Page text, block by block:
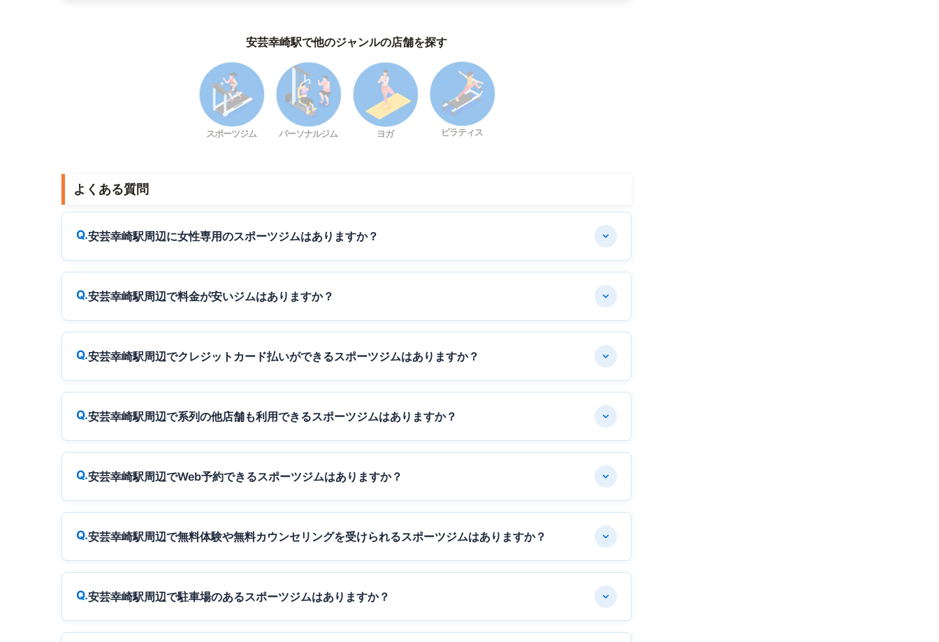
安芸幸崎駅で他のジャンルの店舗を探す
スポーツジム パーソナルジム ヨガ ピラティス
よくある質問
安芸幸崎駅周辺に女性専用のスポーツジムはありますか？
安芸幸崎駅周辺で料金が安いジムはありますか？
安芸幸崎駅周辺でクレジットカード払いができるスポーツジムはありますか？
安芸幸崎駅周辺で系列の他店舗も利用できるスポーツジムはありますか？
安芸幸崎駅周辺でWeb予約できるスポーツジムはありますか？
安芸幸崎駅周辺で無料体験や無料カウンセリングを受けられるスポーツジムはありますか？
安芸幸崎駅周辺で駐車場のあるスポーツジムはありますか？